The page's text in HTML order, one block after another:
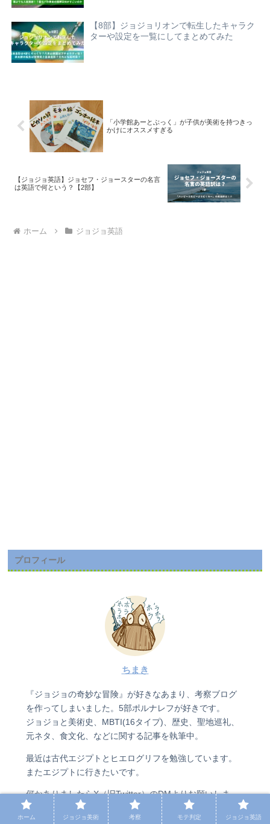
【8部】ジョジョリオンで転生したキャラク
ターや設定を一覧にしてまとめてみた
「小学館あーとぶっく」が子供が美術を持つきっ
かけにオススメすぎる
【ジョジョ英語】ジョセフ・ジョースターの名言
は英語で何という？【2部】
ホーム ジョジョ英語
プロフィール
ちまき
『ジョジョの奇妙な冒険』が好きなあまり、考察ブログ
を作ってしまいました。5部ポルナレフが好きです。
ジョジョと美術史、MBTI(16タイプ)、歴史、聖地巡礼、
元ネタ、食文化、などに関する記事を執筆中。
最近は古代エジプトとヒエログリフを勉強しています。
またエジプトに行きたいです。
何かありましたらX（旧Twitter）のDMよりお願いしま
す。
ホーム ジョジョ美術 考察 モテ判定 ジョジョ英語